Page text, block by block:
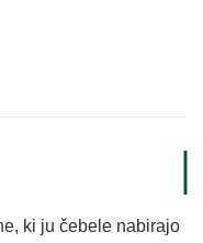
ki ju čebele nabirajo